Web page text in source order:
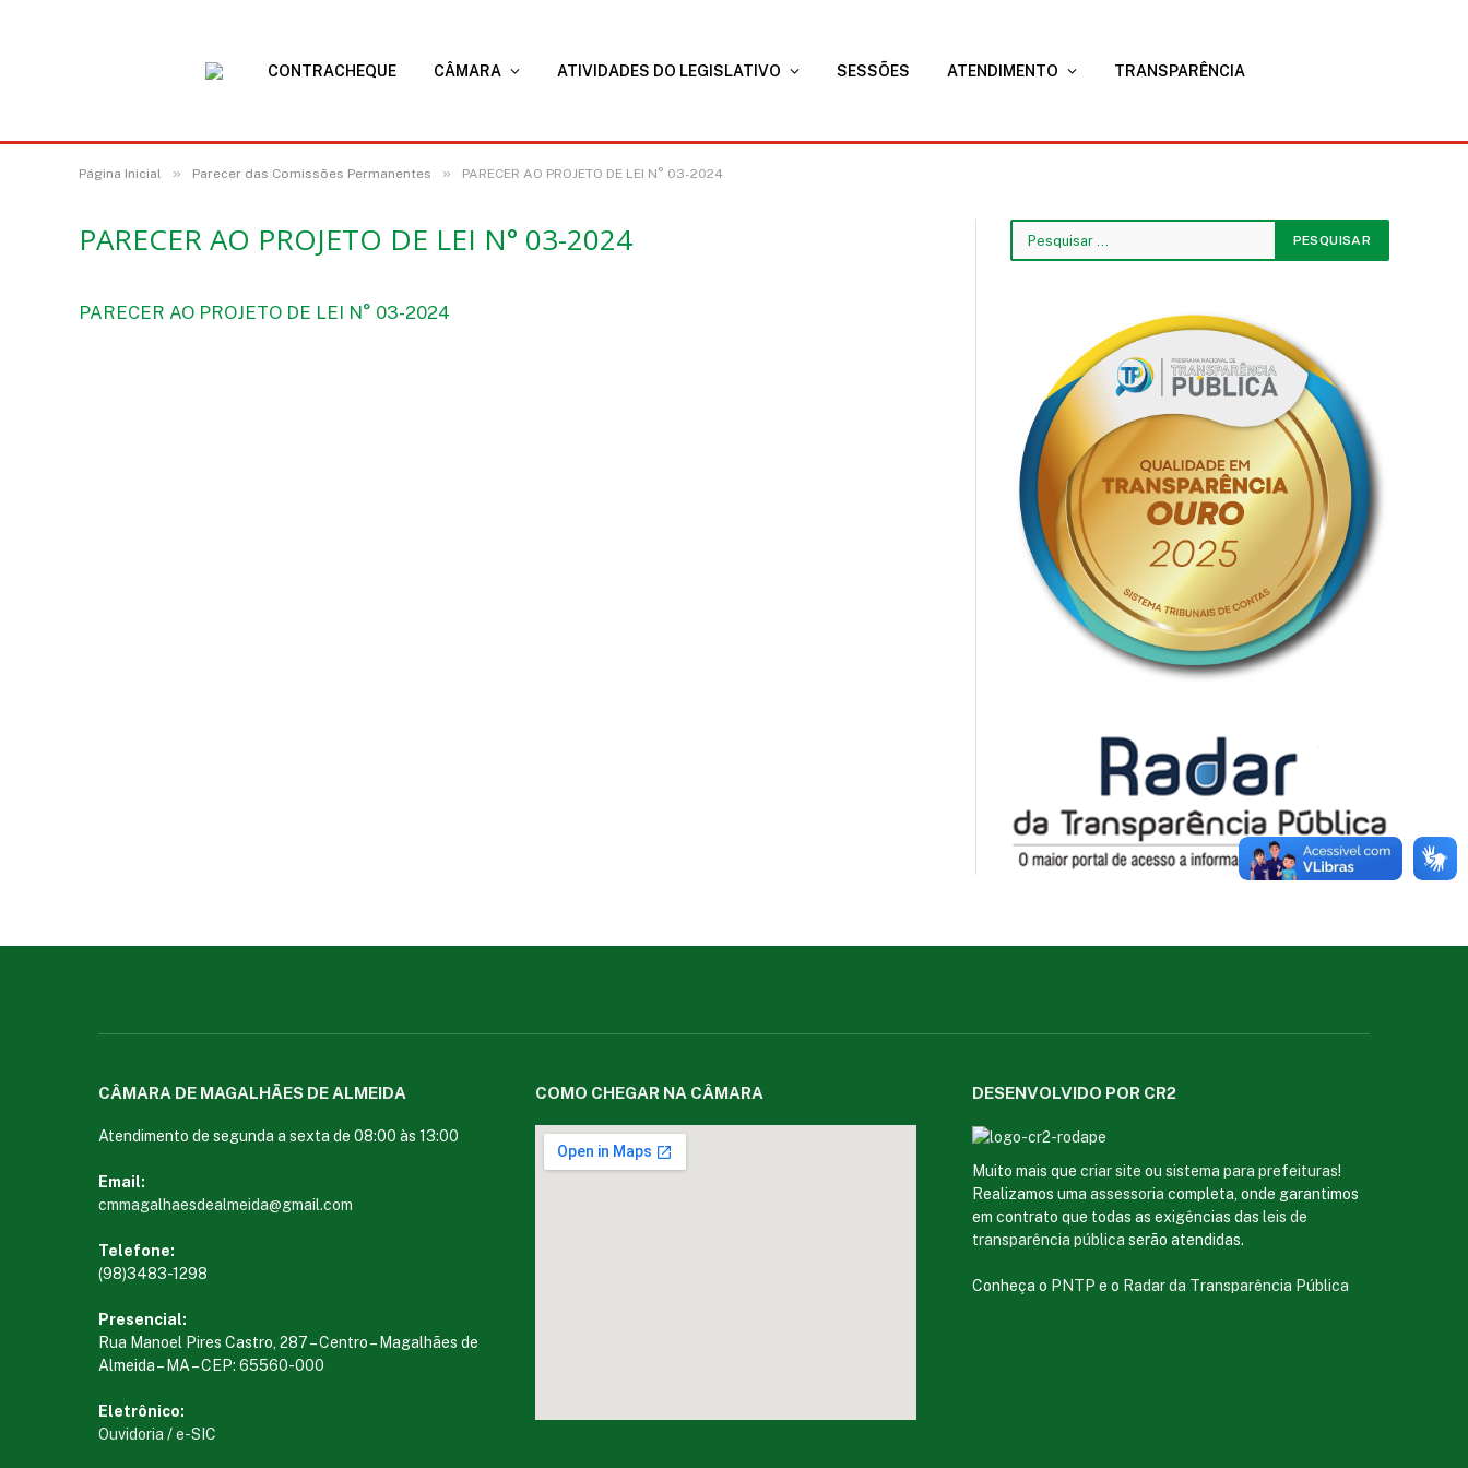
CONTRACHEQUE CÂMARA ATIVIDADES DO LEGISLATIVO SESSÕES ATENDIMENTO TRANSPARÊNCIA
Página Inicial » Parecer das Comissões Permanentes » PARECER AO PROJETO DE LEI N° 03-2024
PARECER AO PROJETO DE LEI N° 03-2024
PARECER AO PROJETO DE LEI N° 03-2024
CÂMARA DE MAGALHÃES DE ALMEIDA
Atendimento de segunda a sexta de 08:00 às 13:00
Email:
cmmagalhaesdealmeida@gmail.com
Telefone:
(98)3483-1298
Presencial:
Rua Manoel Pires Castro, 287 – Centro – Magalhães de
Almeida – MA – CEP: 65560-000
Eletrônico:
Ouvidoria /e-SIC
COMO CHEGAR NA CÂMARA DESENVOLVIDO POR CR2
Muito mais que criar site ou sistema para prefeituras!
Realizamos uma assessoria completa, onde garantimos
em contrato que todas as exigências das leis de
transparência pública serão atendidas.
Conheça o PNTP e o Radar da Transparência Pública